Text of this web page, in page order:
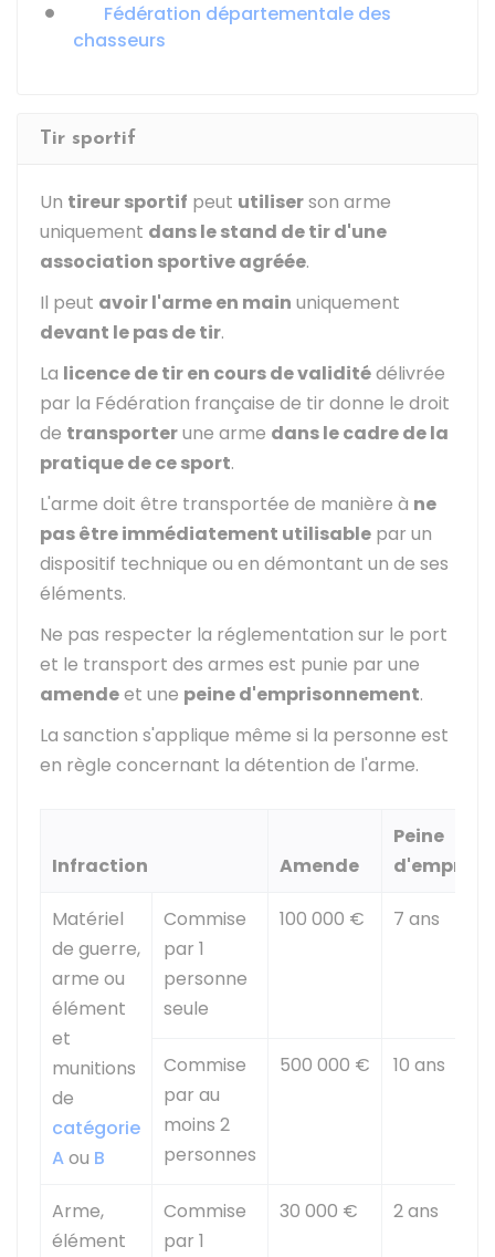
Fédération départementale des
chasseurs
Tir sportif
Un tireur sportif peut utiliserson arme
uniquement dans le stand de tir d'une
association sportive agréée.
Il peut avoir l'arme en main uniquement
devant le pas de tir.
La licence de tir en cours de validitédélivrée
par la Fédération française de tir donne le droit
de transporterune arme dans le cadre de la
pratique de ce sport.
L'arme doit être transportée de manière à ne
pas être immédiatement utilisable par un
dispositif technique ou en démontant un de ses
éléments.
Ne pas respecter la réglementation sur le port
et le transport des armes est punie par une
amendeet une peine d'emprisonnement.
La sanction s'applique même si la personne est
en règle concernant la détention de l'arme.
Infraction Amende
Peine
Matériel
de guerre,
arme ou
élément
et
munitions
de
catégorie
Aou B
Commise
par 1
personne
seule
100 000 € 7 ans
Commise
par au
moins 2
personnes
500 000 € 10 ans
Arme,
élément
Commise
par 1
30 000 € 2 ans